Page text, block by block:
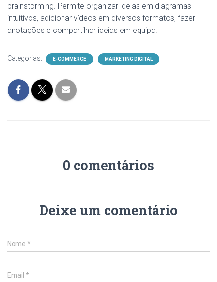
brainstorming. Permite organizar ideias em diagramas
intuitivos, adicionar vídeos em diversos formatos, fazer
anotações e compartilhar ideias em equipa.
Categorias: E-COMMERCE MARKETING DIGITAL
0 comentários
Deixe um comentário
Nome *
Email *